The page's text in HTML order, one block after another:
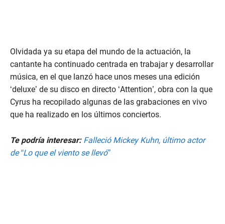
Olvidada ya su etapa del mundo de la actuación, la
cantante ha continuado centrada en trabajar y desarrollar
música, en el que lanzó hace unos meses una edición
‘deluxe’ de su disco en directo ‘Attention’, obra con la que
Cyrus ha recopilado algunas de las grabaciones en vivo
que ha realizado en los últimos conciertos.
Te podría interesar: Falleció Mickey Kuhn, último actor
de “Lo que el viento se llevó”